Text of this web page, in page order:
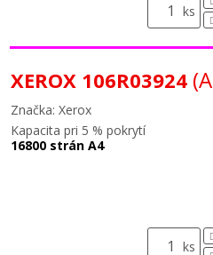
ks
XEROX 106R03924
Značka: Xerox
Kapacita pri 5 % pokrytí
16800 strán A4
ks